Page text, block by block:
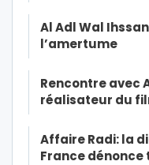
Al Adl Wal
l’amertume
Rencontre avec
réalisateur du
Affaire Radi: la
France